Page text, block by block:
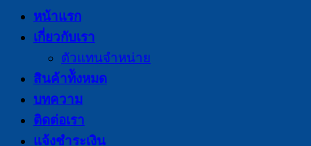
หน้าแรก
เกี่ยวกับเรา
ตัวแทนจำหน่าย
สินค้าท้ังหมด
บทความ
ติดต่อเรา
แจ้งชำระเงิน